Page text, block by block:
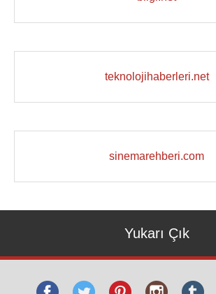
teknolojihaberleri.net
sinemarehberi.com
Yukarı Çık